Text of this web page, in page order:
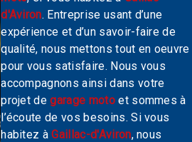
d'Aviron. Entreprise usant d’une
expérience et d’un savoir-faire de
qualité, nous mettons tout en oeuvre
pour vous satisfaire. Nous vous
accompagnons ainsi dans votre
projet degarage motoet sommes à
l’écoute de vos besoins. Si vous
habitez àGaillac-d'Aviron, nous